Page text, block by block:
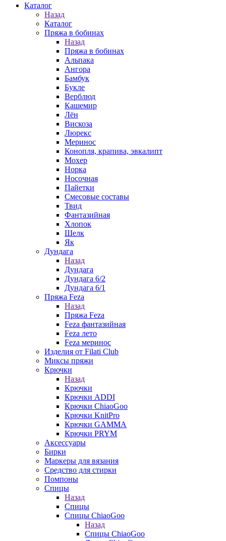
Каталог
Назад
Каталог
Пряжа в бобинах
Назад
Пряжа в бобинах
Альпака
Ангора
Бамбук
Букле
Верблюд
Кашемир
Лён
Вискоза
Люрекс
Меринос
Конопля, крапива, эвкалипт
Мохер
Норка
Носочная
Пайетки
Смесовые составы
Твид
Фантазийная
Хлопок
Шелк
Як
Дундага
Назад
Дундага
Дундага 6/2
Дундага 6/1
Пряжа Feza
Назад
Пряжа Feza
Feza фантазийная
Feza лето
Feza меринос
Изделия от Filati Club
Миксы пряжи
Крючки
Назад
Крючки
Крючки ADDI
Крючки ChiaoGoo
Крючки KnitPro
Крючки GAMMA
Крючки PRYM
Аксессуары
Бирки
Маркеры для вязания
Средство для стирки
Помпоны
Спицы
Назад
Спицы
Спицы ChiaoGoo
Назад
Спицы ChiaoGoo